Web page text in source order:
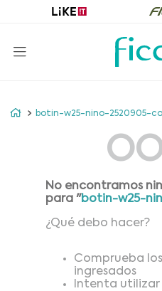
botin-w25-nino-2520905-
No encontramos
para "botin-w25-
¿Qué debo hacer?
Comprueba
ingresados
Intenta